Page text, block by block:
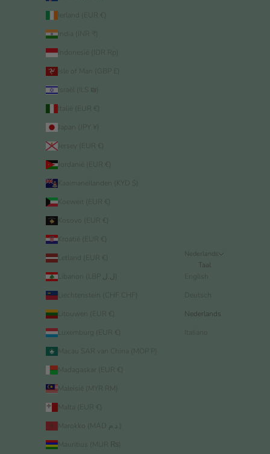
Ierland (EUR €)
India (INR ₹)
Indonesië (IDR Rp)
Isle of Man (GBP £)
Israël (ILS ₪)
Italië (EUR €)
Japan (JPY ¥)
Jersey (EUR €)
Jordanië (EUR €)
Kaaimaneilanden (KYD $)
Koeweit (EUR €)
Kroatië (EUR €)
Letland (EUR €)
Liechtenstein (CHF CHF)
Litouwen (EUR €)
Luxemburg (EUR €)
Macau SAR van China (MOP P)
Madagaskar (EUR €)
Maleisië (MYR RM)
Malta (EUR €)
Mauritius (MUR ₨)
Nederlands
Taal
English
Deutsch
Nederlands
Italiano